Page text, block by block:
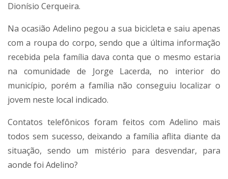
Dionísio Cerqueira.
Na ocasião Adelino pegou a sua bicicleta e saiu apenas
com a roupa do corpo, sendo que a última informação
recebida pela família dava conta que o mesmo estaria
na comunidade de Jorge Lacerda, no interior do
município, porém a família não conseguiu localizar o
jovem neste local indicado.
Contatos telefônicos foram feitos com Adelino mais
todos sem sucesso, deixando a família aflita diante da
situação, sendo um mistério para desvendar, para
aonde foi Adelino?